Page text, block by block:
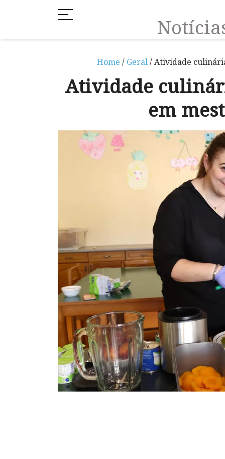
Home / Geral/ Atividade
Atividade
em